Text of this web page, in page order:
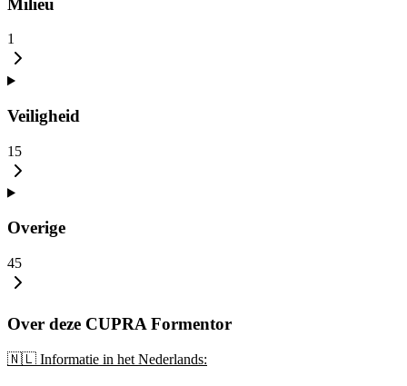
1
Veiligheid
15
Overige
45
Over deze CUPRA Formentor
🇳🇱 Informatie in het Nederlands: